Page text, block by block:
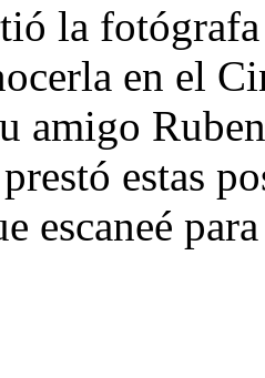
la
en el
amigo
estas
escaneé